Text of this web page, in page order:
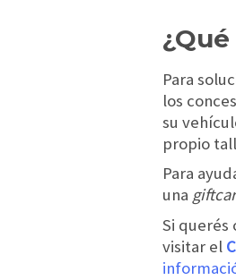
Para
los
su
propio
Para
una
Si querés
visitar el